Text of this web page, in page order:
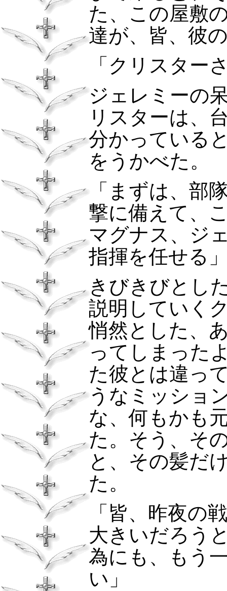
た、この屋敷
達が、皆、彼
「クリスター
ジェレミーの
リスターは、
分かっている
をうかべた。
「まずは、部
撃に備えて、
マグナス、ジ
指揮を任せる
きびきびとし
説明していく
悄然とした、
ってしまった
た彼とは違っ
うなミッショ
な、何もかも
た。そう、そ
と、その髪だ
た。
「皆、昨夜の
大きいだろう
為にも、もう
い」